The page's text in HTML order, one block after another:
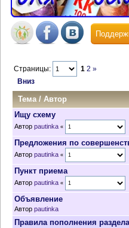
Страницы: 1 2 »
Вниз
Тема/Автор
Ищу схему
Автор pautinka «
Предложения по
Автор pautinka «
Пункт приема
Автор pautinka «
Объявление
Автор pautinka
Правила пополнения